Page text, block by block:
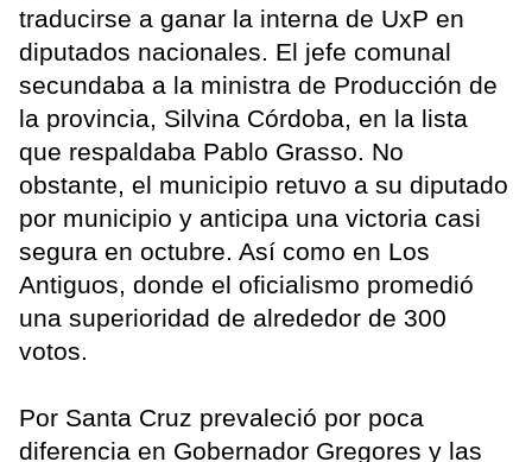
traducirse a ganar la interna de UxP en
diputados nacionales. El jefe comunal
secundaba a la ministra de Producción de
la provincia, Silvina Córdoba, en la lista
que respaldaba Pablo Grasso. No
obstante, el municipio retuvo a su diputado
por municipio y anticipa una victoria casi
segura en octubre. Así como en Los
Antiguos, donde el oficialismo promedió
una superioridad de alrededor de 300
votos.
Por Santa Cruz prevaleció por poca
diferencia en Gobernador Gregores y las